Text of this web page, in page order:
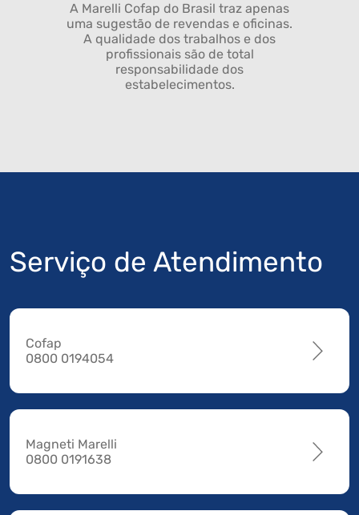
A Marelli Cofap do Brasil traz apenas
uma sugestão de revendas e oficinas.
A qualidade dos trabalhos e dos
profissionais são de total
responsabilidade dos
estabelecimentos.
Serviço de Atendimento
Cofap
0800 0194054
Magneti Marelli
0800 0191638